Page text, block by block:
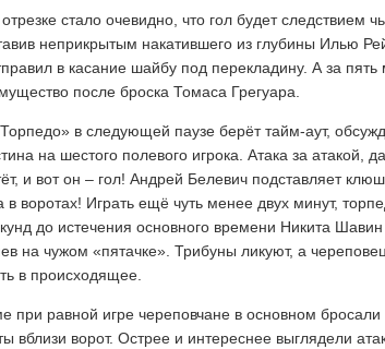
стало очевидно, что гол будет следствием
неприкрытым накатившего из глубины Илью
в касание шайбу под перекладину. А за пять
после броска Томаса Грегуара.
в следующей паузе берёт тайм-аут,
на шестого полевого игрока. Атака за атакой,
и вот он – гол! Андрей Белевич подставляет
в воротах! Играть ещё чуть менее двух минут,
до истечения основного времени Никита
на чужом «пятачке». Трибуны ликуют, а
в происходящее.
при равной игре череповчане в основном
вблизи ворот. Острее и интереснее выглядели